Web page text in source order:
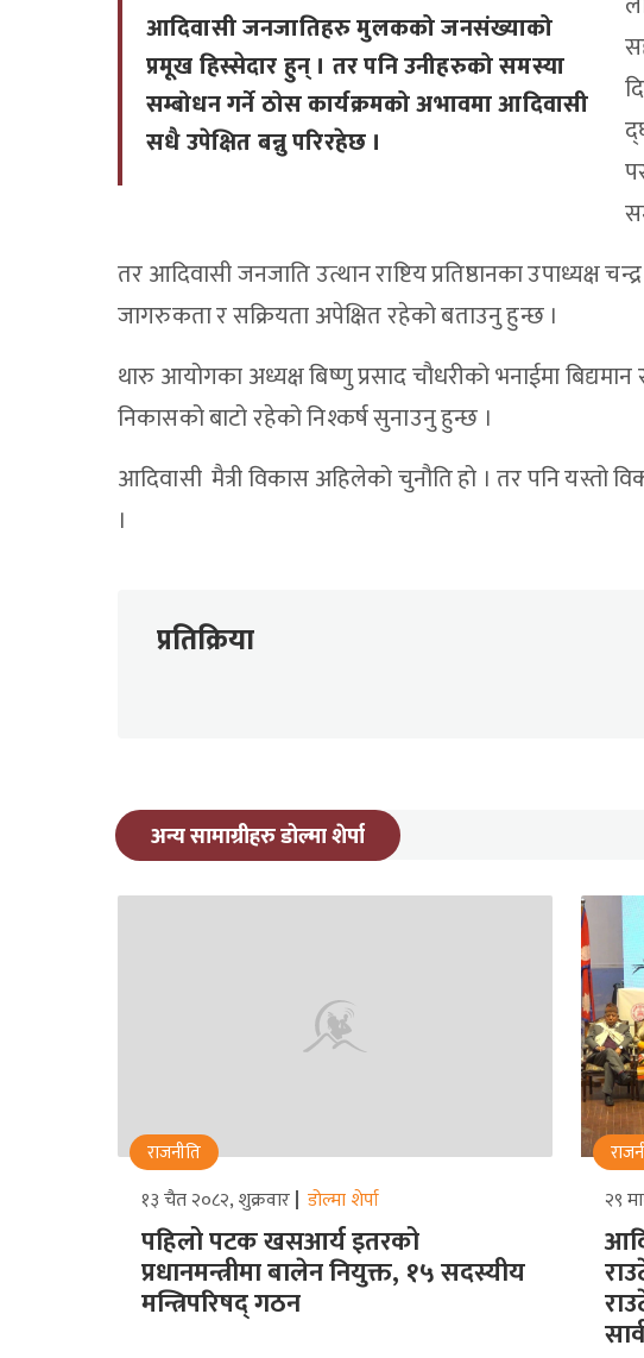
आदिवासी जनजातिहरु मुलकको जनसंख्याको
प्रमूख हिस्सेदार हुन् । तर पनि उनीहरुको समस्या
सम्बोधन गर्ने ठोस कार्यक्रमको अभावमा आदिवासी
सधै उपेक्षित बन्नु परिरहेछ ।
तर आदिवासी जनजाति उत्थान राष्टिय प्रतिष्ठानका
जागरुकता र सक्रियता अपेक्षित रहेको बताउनु हुन्छ ।
थारु आयोगका अध्यक्ष बिष्णु प्रसाद चौधरीको भनाईमा
निकासको बाटो रहेको निश्कर्ष सुनाउनु हुन्छ ।
आदिवासी मैत्री विकास अहिलेको चुनौति हो । तर पनि यस्तो
।
प्रतिक्रिया
अन्य सामाग्रीहरु डोल्मा शेर्पा
राजनीति
१३ चैत २०८२, शुक्रवार डोल्मा शेर्पा
पहिलो पटक खसआर्य इतरको
प्रधानमन्त्रीमा बालेन नियुक्त, १५ सदस्यीय
मन्त्रिपरिषद् गठन
२९